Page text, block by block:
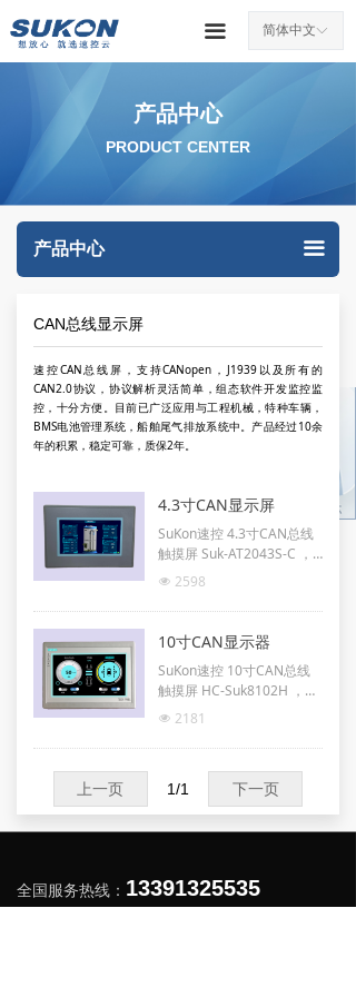
ꀅ
简体中文
끀
产品中心 끀
CAN总线显示屏
速控CAN总线屏，支持CANopen，J1939以及所有的
CAN2.0协议，协议解析灵活简单，组态软件开发监控监
控，十分方便。目前已广泛应用与工程机械，特种车辆，
BMS电池管理系统，船舶尾气排放系统中。产品经过10余
年的积累，稳定可靠，质保2年。
4.3寸CAN显示屏
SuKon速控 4.3寸CAN总线
触摸屏 Suk-AT2043S-C ，
支持CAN 2.0B协议，包括C
넶 2598
10寸CAN显示器
SuKon速控 10寸CAN总线
触摸屏 HC-Suk8102H ，支
持CAN 2.0B协议，包括CA
扩展支持摄像头监视。
넶 2181
上一页 下一页
1/1
产品中心
PRODUCT CENTER
全国服务热线： 13391325535